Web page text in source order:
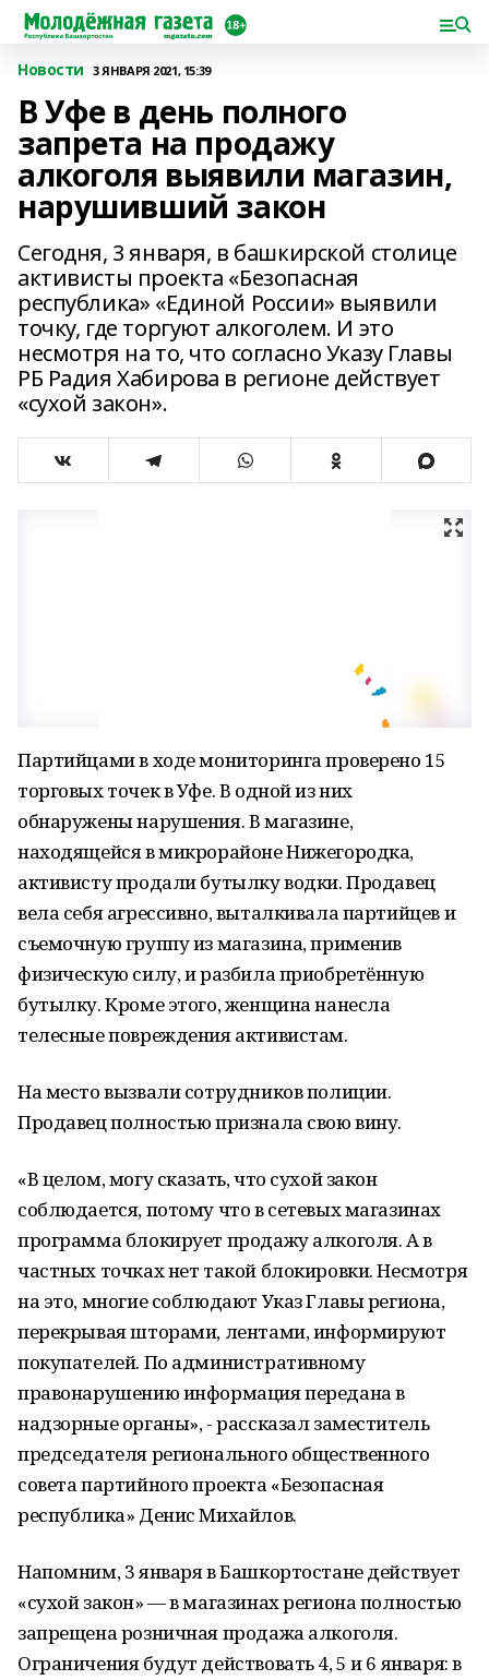
Новости 3 ЯНВАРЯ 2021, 15:39
В Уфе в день полного
запрета на продажу
алкоголя выявили магазин,
нарушивший закон
Сегодня, 3 января, в башкирской столице
активисты проекта «Безопасная
республика» «Единой России» выявили
точку, где торгуют алкоголем. И это
несмотря на то, что согласно Указу Главы
РБ Радия Хабирова в регионе действует
«сухой закон».
Партийцами в ходе мониторинга проверено 15
торговых точек в Уфе. В одной из них
обнаружены нарушения. В магазине,
находящейся в микрорайоне Нижегородка,
активисту продали бутылку водки. Продавец
вела себя агрессивно, выталкивала партийцев и
съемочную группу из магазина, применив
физическую силу, и разбила приобретённую
бутылку. Кроме этого, женщина нанесла
телесные повреждения активистам.
На место вызвали сотрудников полиции.
Продавец полностью признала свою вину.
«В целом, могу сказать, что сухой закон
соблюдается, потому что в сетевых магазинах
программа блокирует продажу алкоголя. А в
частных точках нет такой блокировки. Несмотря
на это, многие соблюдают Указ Главы региона,
перекрывая шторами, лентами, информируют
покупателей. По административному
правонарушению информация передана в
надзорные органы», - рассказал заместитель
председателя регионального общественного
совета партийного проекта «Безопасная
республика» Денис Михайлов.
Напомним, 3 января в Башкортостане действует
«сухой закон» — в магазинах региона полностью
запрещена розничная продажа алкоголя.
Ограничения будут действовать 4, 5 и 6 января: в